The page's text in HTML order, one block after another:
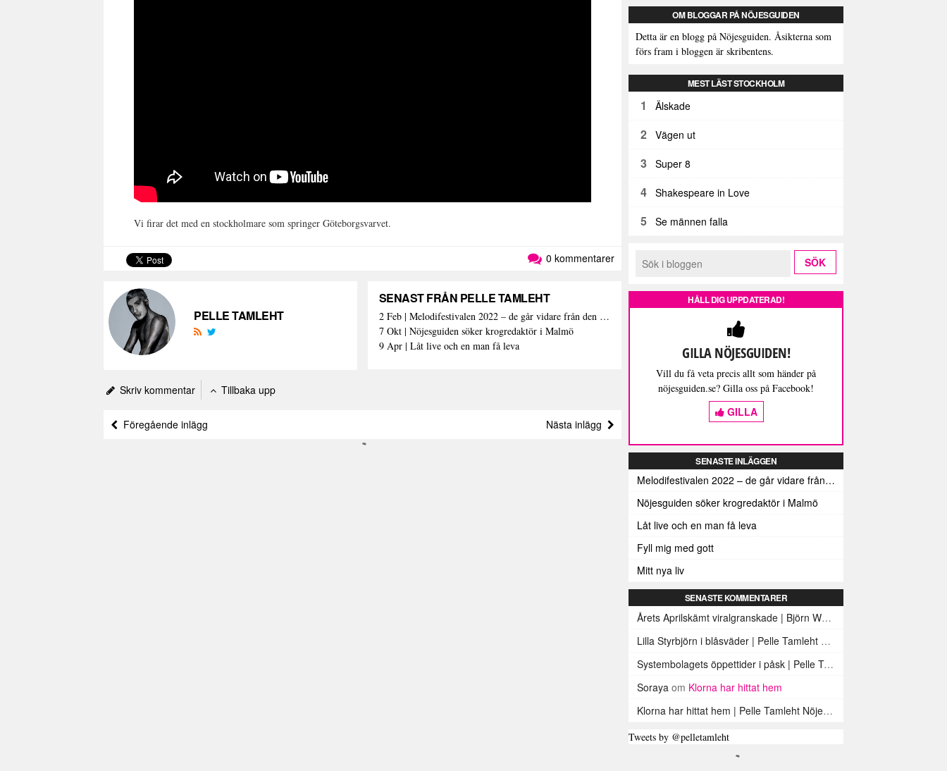
Vi firar det med en stockholmare som springer Göteborgsvarvet.
0 kommentarer
PELLE TAMLEHT
SENAST FRÅN PELLE TAMLEHT
2 Feb | Melodifestivalen 2022 – de går vidare från den första deltävlingen
7 Okt | Nöjesguiden söker krogredaktör i Malmö
9 Apr | Låt live och en man få leva
Skriv kommentar Tillbaka upp
Föregående inlägg Nästa inlägg
OM BLOGGAR PÅ NÖJESGUIDEN
Detta är en blogg på Nöjesguiden. Åsikterna som
förs fram i bloggen är skribentens.
MEST LÄST STOCKHOLM
1 Älskade
2 Vägen ut
3 Super 8
4 Shakespeare in Love
5 Se männen falla
HÅLL DIG UPPDATERAD!
GILLA NÖJESGUIDEN!
Vill du få veta precis allt som händer på
nöjesguiden.se? Gilla oss på Facebook!
GILLA
SENASTE INLÄGGEN
Melodifestivalen 2022 – de går vidare från den första deltävlingen
Nöjesguiden söker krogredaktör i Malmö
Låt live och en man få leva
Fyll mig med gott
Mitt nya liv
SENASTE KOMMENTARER
Årets Aprilskämt viralgranskade | Björn Werner
Lilla Styrbjörn i blåsväder | Pelle Tamleht Nöjesguiden
Systembolagets öppettider i påsk | Pelle Tamleht Nöjesguiden
Soraya om Klorna har hittat hem
Klorna har hittat hem | Pelle Tamleht Nöjesguiden
Tweets by @pelletamleht